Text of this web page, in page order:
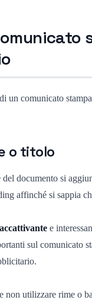
un comunicato
o titolo
documento si
affinché si sappia
e
sul comunicato
e non utilizzare rime o